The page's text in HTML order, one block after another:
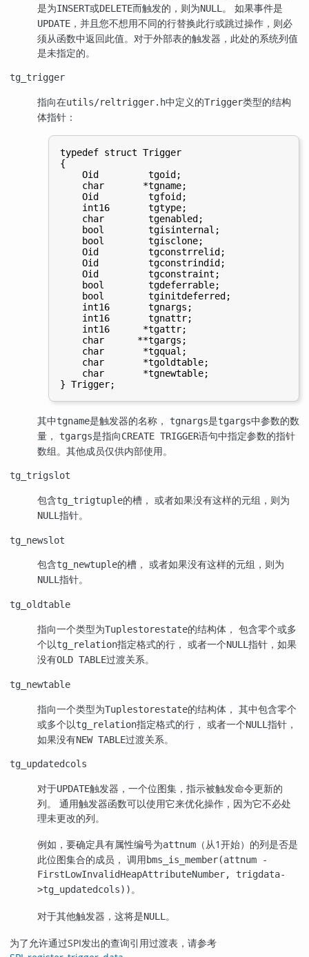
是为INSERT或DELETE而触发的，则为NULL 。 如果事件是
UPDATE ，并且您不想用不同的行替换此行或跳过操作，则必
须从函数中返回此值。对于外部表的触发器，此处的系统列值
是未指定的。
tg_trigger
指向在utils/reltrigger.h中定义的Trigger类型的结构
体指针：
typedef struct Trigger
{
    Oid         tgoid;
    char       *tgname;
    Oid         tgfoid;
    int16       tgtype;
    char        tgenabled;
    bool        tgisinternal;
    bool        tgisclone;
    Oid         tgconstrrelid;
    Oid         tgconstrindid;
    Oid         tgconstraint;
    bool        tgdeferrable;
    bool        tginitdeferred;
    int16       tgnargs;
    int16       tgnattr;
    int16      *tgattr;
    char      **tgargs;
    char       *tgqual;
    char       *tgoldtable;
    char       *tgnewtable;
其中tgname是触发器的名称， tgnargs是tgargs中参数的数
量，
tgargs是指向CREATE TRIGGER语句中指定参数的指针
数组。其他成员仅供内部使用。
tg_trigslot
包含tg_trigtuple的槽， 或者如果没有这样的元组，则为
NULL 指针。
tg_newslot
包含tg_newtuple的槽， 或者如果没有这样的元组，则为
NULL指针。
tg_oldtable
指向一个类型为Tuplestorestate的结构体， 包含零个或多
个以tg_relation指定格式的行， 或者一个NULL 指针，如果
没有OLD TABLE过渡关系。
tg_newtable
指向一个类型为Tuplestorestate的结构体， 其中包含零个
或多个以tg_relation指定格式的行， 或者一个NULL 指针，
如果没有NEW TABLE过渡关系。
tg_updatedcols
对于UPDATE触发器，一个位图集，指示被触发命令更新的
列。 通用触发器函数可以使用它来优化操作，因为它不必处
理未更改的列。
例如，要确定具有属性编号为attnum （从1开始）的列是否是
此位图集合的成员， 调用bms_is_member(attnum -
FirstLowInvalidHeapAttributeNumber, trigdata-
>tg_updatedcols))。
对于其他触发器，这将是NULL 。
为了允许通过SPI发出的查询引用过渡表，请参考